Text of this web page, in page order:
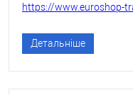
https://www.euroshop-
Детальніше